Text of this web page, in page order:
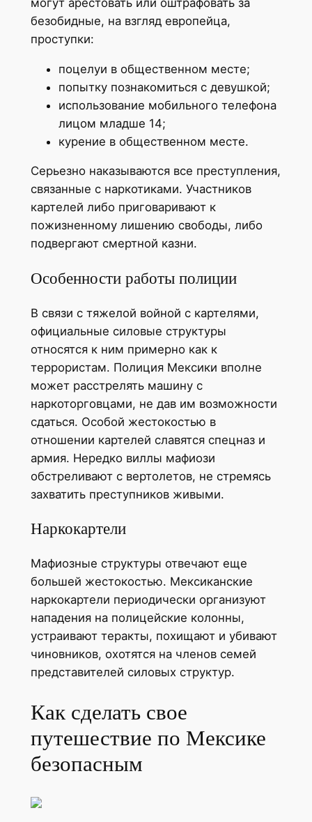
безобидные, на взгляд европейца,
проступки:
поцелуи в общественном месте;
попытку познакомиться с девушкой;
использование мобильного телефона
лицом младше 14;
курение в общественном месте.
Серьезно наказываются все преступления,
связанные с наркотиками. Участников
картелей либо приговаривают к
пожизненному лишению свободы, либо
подвергают смертной казни.
Особенности работы полиции
В связи с тяжелой войной с картелями,
официальные силовые структуры
относятся к ним примерно как к
террористам. Полиция Мексики вполне
может расстрелять машину с
наркоторговцами, не дав им возможности
сдаться. Особой жестокостью в
отношении картелей славятся спецназ и
армия. Нередко виллы мафиози
обстреливают с вертолетов, не стремясь
захватить преступников живыми.
Наркокартели
Мафиозные структуры отвечают еще
большей жестокостью. Мексиканские
наркокартели периодически организуют
нападения на полицейские колонны,
устраивают теракты, похищают и убивают
чиновников, охотятся на членов семей
представителей силовых структур.
Как сделать свое
путешествие по Мексике
безопасным